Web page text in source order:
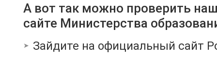
А вот так можно проверить
сайте Министерства
Зайдите на официальный сайт